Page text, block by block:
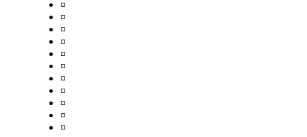
¤
¤
¤
¤
¤
¤
¤
¤
¤
¤
¤